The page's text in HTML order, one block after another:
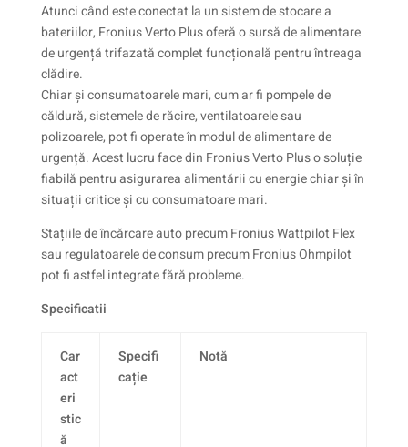
Atunci când este conectat la un sistem de stocare a
bateriilor, Fronius Verto Plus oferă o sursă de alimentare
de urgență trifazată complet funcțională pentru întreaga
clădire.
Chiar și consumatoarele mari, cum ar fi pompele de
căldură, sistemele de răcire, ventilatoarele sau
polizoarele, pot fi operate în modul de alimentare de
urgență. Acest lucru face din Fronius Verto Plus o soluție
fiabilă pentru asigurarea alimentării cu energie chiar și în
situații critice și cu consumatoare mari.
Stațiile de încărcare auto precum Fronius Wattpilot Flex
sau regulatoarele de consum precum Fronius Ohmpilot
pot fi astfel integrate fără probleme.
Specificatii
Car
act
eri
stic
ă
Specifi
cație
Notă